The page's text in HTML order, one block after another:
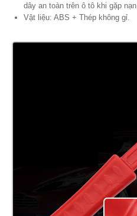
dây an toàn trên ô tô khi gặp nạn.
Vật liệu: ABS + Thép không gỉ.